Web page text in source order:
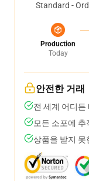
Standard -
Production
Today
안전한 거래
전 세계 어디든
모든 소포에 추
상품을 받지 못